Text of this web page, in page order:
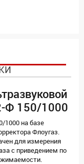
Ф 150/1000
1000 на базе
Флоугаз.
для измерения
с приведением по